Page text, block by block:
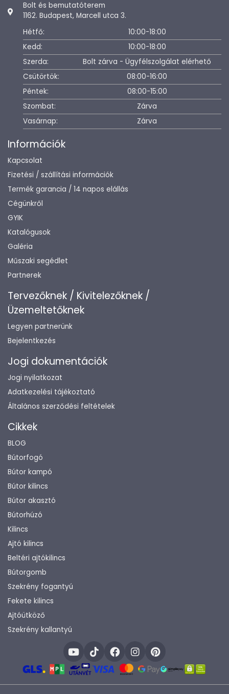
Bolt és bemutatóterem
1162. Budapest, Marcell utca 3.
Hétfő:
10:00-18:00
Kedd:
10:00-18:00
Szerda:
Bolt zárva - Ügyfélszolgálat elérhető
Csütörtök:
08:00-16:00
Péntek:
08:00-15:00
Szombat:
Zárva
Vasárnap:
Zárva
Információk
Kapcsolat
Fizetési / szállítási információk
Termék garancia / 14 napos elállás
Cégünkről
GYIK
Katalógusok
Galéria
Műszaki segédlet
Partnerek
Tervezőknek / Kivitelezőknek /
Üzemeltetőknek
Legyen partnerünk
Bejelentkezés
Jogi dokumentációk
Jogi nyilatkozat
Adatkezelési tájékoztató
Általános szerződési feltételek
Cikkek
BLOG
Bútorfogó
Bútor kampó
Bútor kilincs
Bútor akasztó
Bútorhúzó
Kilincs
Ajtó kilincs
Beltéri ajtókilincs
Bútorgomb
Szekrény fogantyú
Fekete kilincs
Ajtóütköző
Szekrény kallantyú